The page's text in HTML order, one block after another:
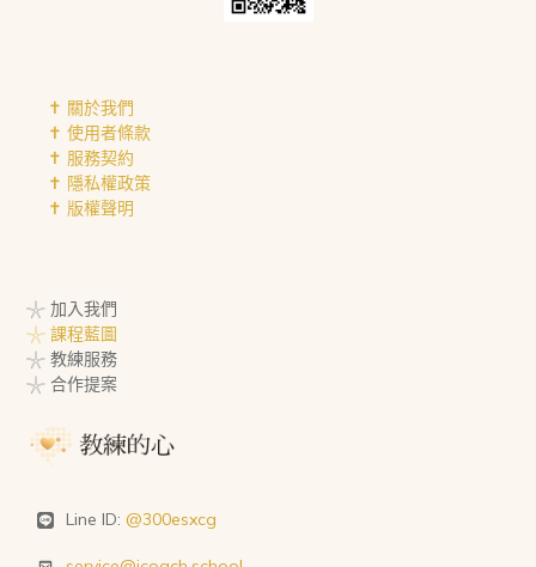
✝︎ 關於我們
✝︎ 使用者條款
✝︎ 服務契約
✝︎ 隱私權政策
✝︎ 版權聲明
𓇼 加入我們
𓇼 課程藍圖
𓇼 教練服務
𓇼 合作提案
Line ID: @300esxcg